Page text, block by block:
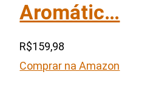
Aromátic…
R$159,98
Comprar na Amazon